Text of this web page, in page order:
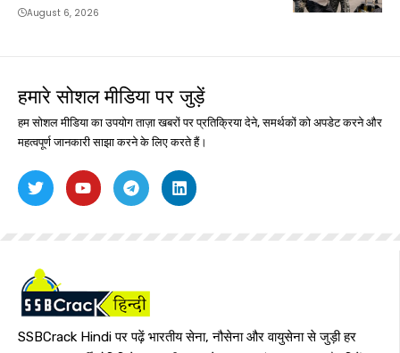
August 6, 2026
हमारे सोशल मीडिया पर जुड़ें
हम सोशल मीडिया का उपयोग ताज़ा खबरों पर प्रतिक्रिया देने, समर्थकों को अपडेट करने और
महत्वपूर्ण जानकारी साझा करने के लिए करते हैं।
SSBCrack Hindi पर पढ़ें भारतीय सेना, नौसेना और वायुसेना से जुड़ी हर